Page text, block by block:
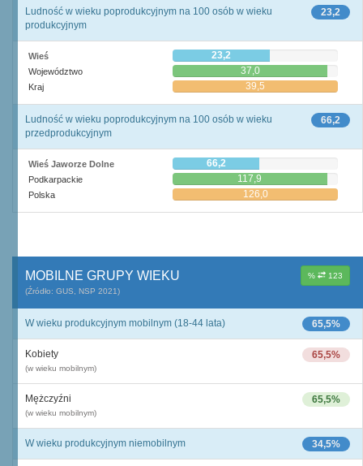
23,2
Ludność w wieku poprodukcyjnym na 100 osób w wieku
produkcyjnym
Wieś 23,2
Województwo 37,0
Kraj 39,5
66,2
Ludność w wieku poprodukcyjnym na 100 osób w wieku
przedprodukcyjnym
Wieś Jaworze Dolne 66,2
Podkarpackie 117,9
Polska 126,0
% 123
MOBILNE GRUPY WIEKU
(Źródło: GUS, NSP 2021)
65,5%
W wieku produkcyjnym mobilnym (18-44 lata)
65,5%
Kobiety
(w wieku mobilnym)
65,5%
Mężczyźni
(w wieku mobilnym)
34,5%
W wieku produkcyjnym niemobilnym